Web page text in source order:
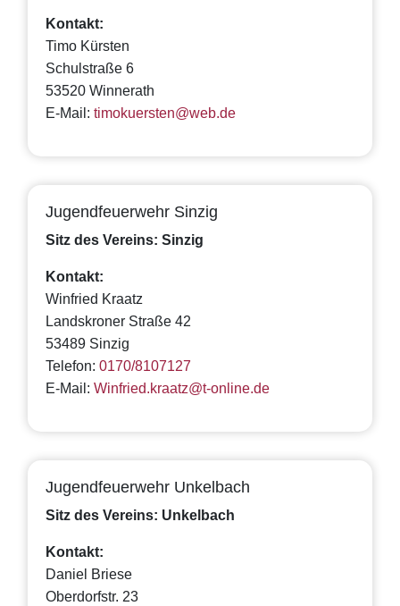
Kontakt:
Timo Kürsten
Schulstraße 6
53520 Winnerath
E-Mail: timokuersten@web.de
Jugendfeuerwehr Sinzig
Sitz des Vereins: Sinzig
Kontakt:
Winfried Kraatz
Landskroner Straße 42
53489 Sinzig
Telefon: 0170/8107127
E-Mail: Winfried.kraatz@t-online.de
Jugendfeuerwehr Unkelbach
Sitz des Vereins: Unkelbach
Kontakt:
Daniel Briese
Oberdorfstr. 23